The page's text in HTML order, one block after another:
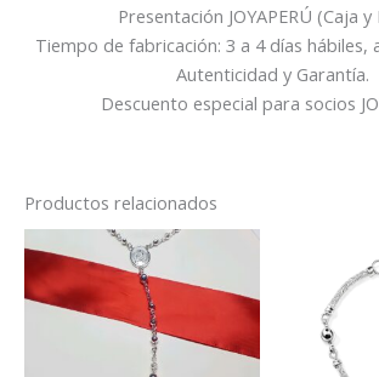
Presentación JOYAPERÚ (Caja y
Tiempo de fabricación: 3 a 4 días
Autenticidad y Garantía.
Descuento especial para socios
Productos relacionados